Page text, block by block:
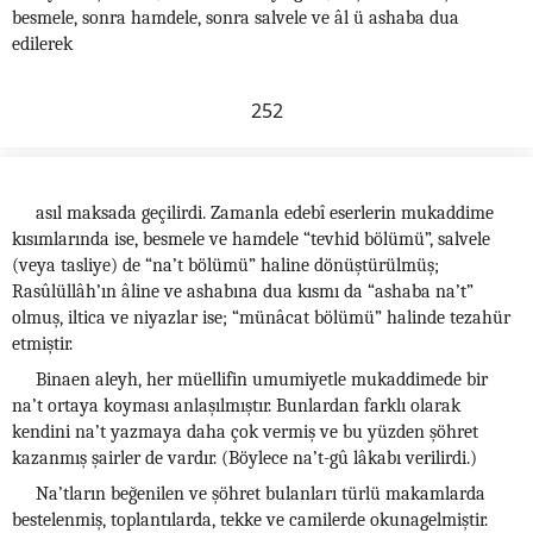
besmele, sonra hamdele, sonra salvele ve âl ü ashaba dua
edilerek
252
asıl maksada geçilirdi. Zamanla edebî eserlerin mukaddime
kısımlarında ise, besmele ve hamdele “tevhid bölümü”, salvele
(veya tasliye) de “na’t bölümü” haline dönüştürülmüş;
Rasûlüllâh’ın âline ve ashabına dua kısmı da “ashaba na’t”
olmuş, iltica ve niyazlar ise; “münâcat bölümü” halinde tezahür
etmiştir.
Binaen aleyh, her müellifin umumiyetle mukaddimede bir
na’t ortaya koyması anlaşılmıştır. Bunlardan farklı olarak
kendini na’t yazmaya daha çok vermiş ve bu yüzden şöhret
kazanmış şairler de vardır. (Böylece na’t-gû lâkabı verilirdi.)
Na’tların beğenilen ve şöhret bulanları türlü makamlarda
bestelenmiş, toplantılarda, tekke ve camilerde okunagelmiştir.